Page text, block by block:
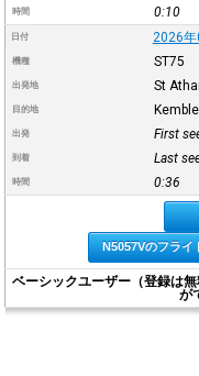
時間 0:10
日付 2026
機種 ST75
出発地 St
目的地
出発 First
到着 Last
時間 0:36
N5057Vのフライ
ベーシックユーザー（登録は
が